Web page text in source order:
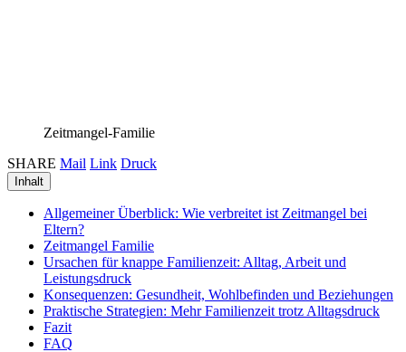
Zeitmangel-Familie
SHARE Mail Link Druck
Inhalt
Allgemeiner Überblick: Wie verbreitet ist Zeitmangel bei
Eltern?
Zeitmangel Familie
Ursachen für knappe Familienzeit: Alltag, Arbeit und
Leistungsdruck
Konsequenzen: Gesundheit, Wohlbefinden und Beziehungen
Praktische Strategien: Mehr Familienzeit trotz Alltagsdruck
Fazit
FAQ